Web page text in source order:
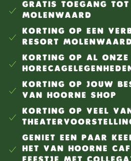
GRATIS TOEGANG TOT
MOLENWAARD
KORTING OP EEN
RESORT
KORTING OP AL ONZE
KORTING OP JOUW
VAN HOORNE SHOP
KORTING OP VEEL
GENIET EEN PAAR
HET VAN HOORNE
FEESTJE MET